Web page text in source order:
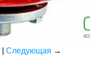
Следующая →